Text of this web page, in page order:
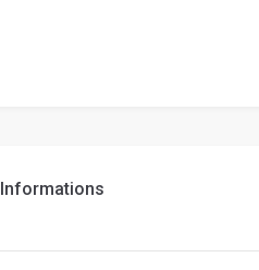
Informations